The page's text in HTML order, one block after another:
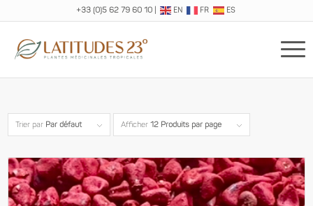
+33 (0)5 62 79 60 10| EN FR ES
Trier par Par défaut Afficher12 Produits par page